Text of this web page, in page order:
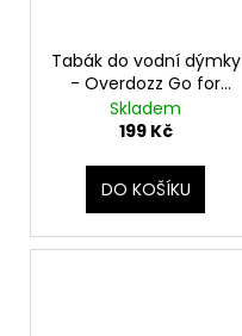
Tabák do vodní dýmky
- Overdozz Go for
Broke 50g
Skladem
199 Kč
DO KOŠÍKU